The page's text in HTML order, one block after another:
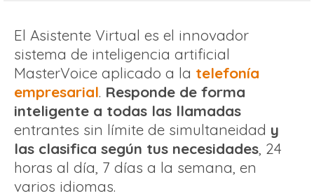
El Asistente Virtual es el innovador
sistema de inteligencia artificial
MasterVoice aplicado a la telefonía
empresarial. Responde de forma
inteligente a todas las llamadas
entrantes sin límite de simultaneidad y
las clasifica según tus necesidades , 24
horas al día, 7 días a la semana, en
varios idiomas.